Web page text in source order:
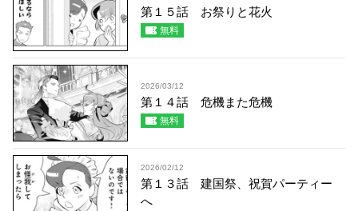
第１５話 お祭りと花火
無料
2026/03/12
第１４話 危機また危機
無料
2026/02/12
第１３話 建国祭、祝賀パーティー
へ